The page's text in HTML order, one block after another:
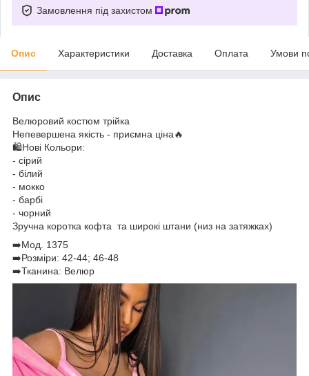
Замовлення під захистом
Опис Характеристики Доставка Оплата Умови
Опис
Велюровий костюм трійка
Непевершена якість - приємна ціна🔥
🛍️Нові Кольори:
- сірий
- білий
- мокко
- барбі
- чорний
Зручна коротка кофта та широкі штани (низ на затяжках)
➡️Мод. 1375
➡️Розміри: 42-44; 46-48
➡️Тканина: Велюр